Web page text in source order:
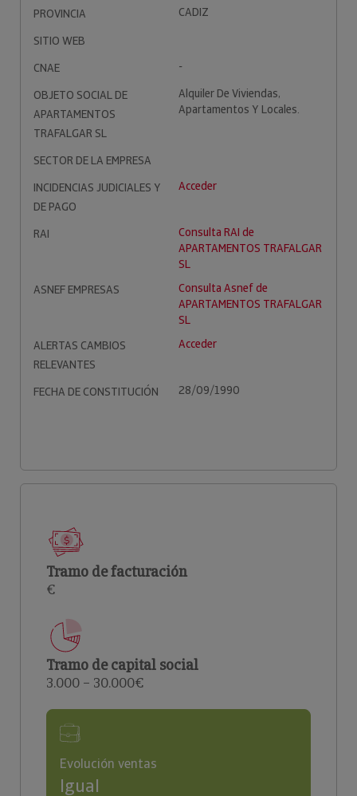
PROVINCIA
CADIZ
SITIO WEB
CNAE
-
OBJETO SOCIAL DE
APARTAMENTOS
TRAFALGAR SL
Alquiler De Viviendas,
Apartamentos Y Locales.
SECTOR DE LA EMPRESA
INCIDENCIAS JUDICIALES Y
DE PAGO
Acceder
RAI
Consulta RAI de
APARTAMENTOS TRAFALGAR
SL
ASNEF EMPRESAS
Consulta Asnef de
APARTAMENTOS TRAFALGAR
SL
ALERTAS CAMBIOS
RELEVANTES
Acceder
FECHA DE CONSTITUCIÓN 28/09/1990
Tramo de facturación
€
Tramo de capital social
3.000 – 30.000€
Evolución ventas
Igual